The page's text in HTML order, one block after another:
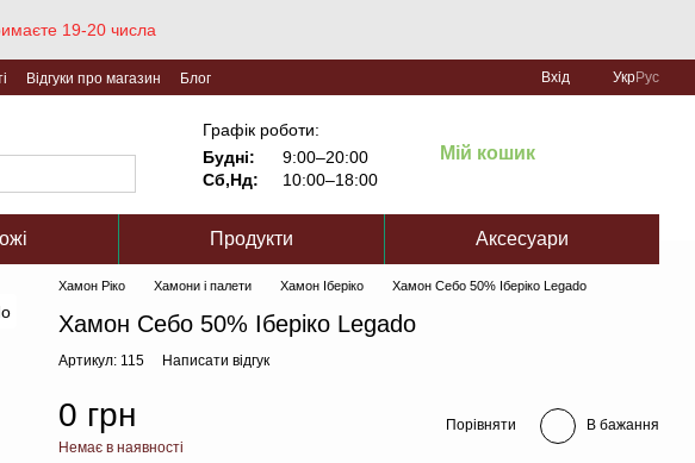
19-20 числа
Відгуки про магазин Блог Вхід УкрРус
Графік роботи:
Будні:
9:00–20:00
Сб,Нд:
10:00–18:00
Мій кошик
Продукти Аксесуари
Хамон Ріко Хамони і палети Хамон Іберіко Хамон Себо 50% Іберіко Legado
Хамон Себо 50% Іберіко Legado
Артикул: 115 Написати відгук
0 грн
Немає в наявності
Порівняти В бажання